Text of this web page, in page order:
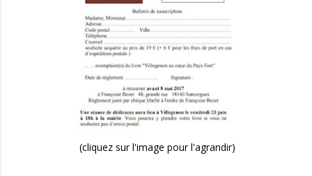
(cliquez sur l'image pour l'agrandir)